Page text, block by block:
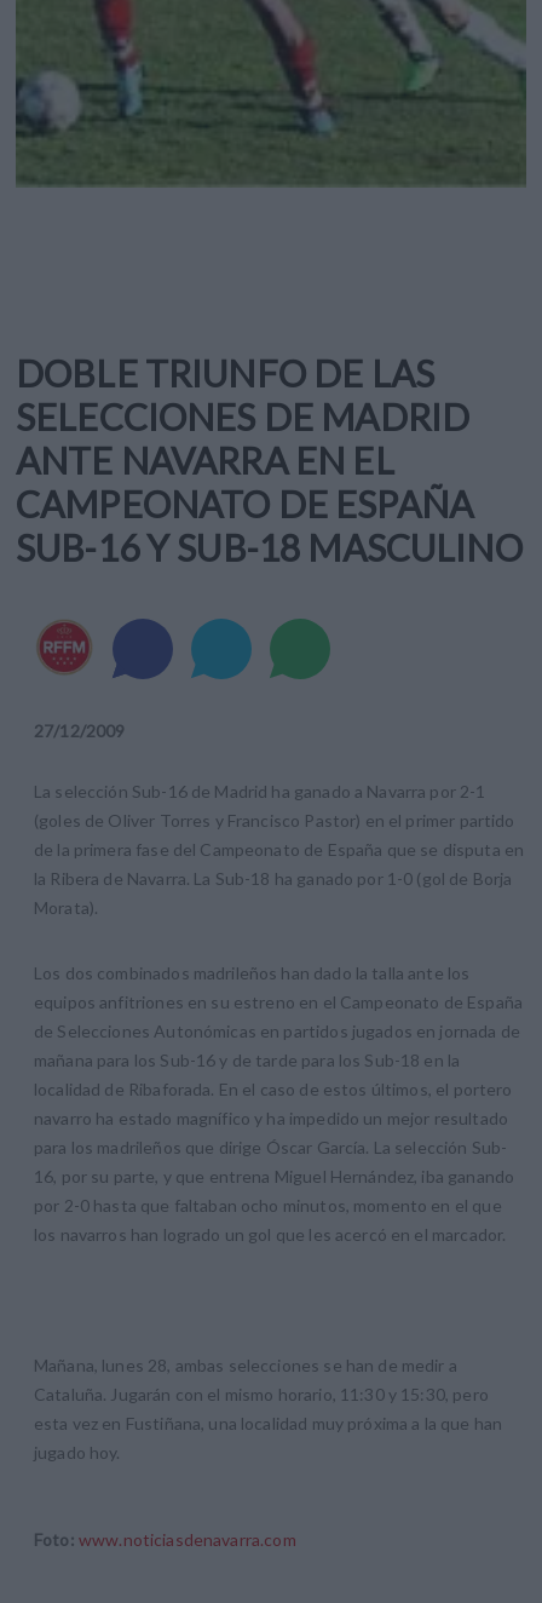
DOBLE TRIUNFO DE LAS
SELECCIONES DE MADRID
ANTE NAVARRA EN EL
CAMPEONATO DE ESPAÑA
SUB-16 Y SUB-18 MASCULINO
27/12/2009
La selección Sub-16 de Madrid ha ganado a Navarra por 2-1
(goles de Oliver Torres y Francisco Pastor) en el primer partido
de la primera fase del Campeonato de España que se disputa en
la Ribera de Navarra. La Sub-18 ha ganado por 1-0 (gol de Borja
Morata).
Los dos combinados madrileños han dado la talla ante los
equipos anfitriones en su estreno en el Campeonato de España
de Selecciones Autonómicas en partidos jugados en jornada de
mañana para los Sub-16 y de tarde para los Sub-18 en la
localidad de Ribaforada. En el caso de estos últimos, el portero
navarro ha estado magnífico y ha impedido un mejor resultado
para los madrileños que dirige Óscar García. La selección Sub-
16, por su parte, y que entrena Miguel Hernández, iba ganando
por 2-0 hasta que faltaban ocho minutos, momento en el que
los navarros han logrado un gol que les acercó en el marcador.
Mañana, lunes 28, ambas selecciones se han de medir a
Cataluña. Jugarán con el mismo horario, 11:30 y 15:30, pero
esta vez en Fustiñana, una localidad muy próxima a la que han
jugado hoy.
Foto: www.noticiasdenavarra.com